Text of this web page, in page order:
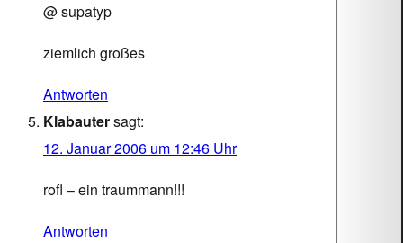
@ supatyp
ziemlich großes
Antworten
Klabautersagt:
12. Januar 2006 um 12:46 Uhr
rofl – ein traummann!!!
Antworten